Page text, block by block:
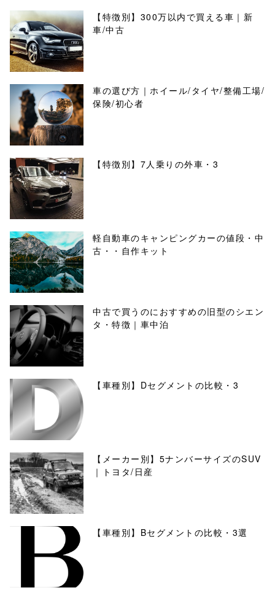
【特徴別】300万以内で買える車｜新
車/中古
車の選び方｜ホイール/タイヤ/整備工場/
保険/初心者
【特徴別】7人乗りの外車・3
軽自動車のキャンピングカーの値段・中
古・・自作キット
中古で買うのにおすすめの旧型のシエン
タ・特徴｜車中泊
【車種別】Dセグメントの比較・3
【メーカー別】5ナンバーサイズのSUV
｜トヨタ/日産
【車種別】Bセグメントの比較・3選